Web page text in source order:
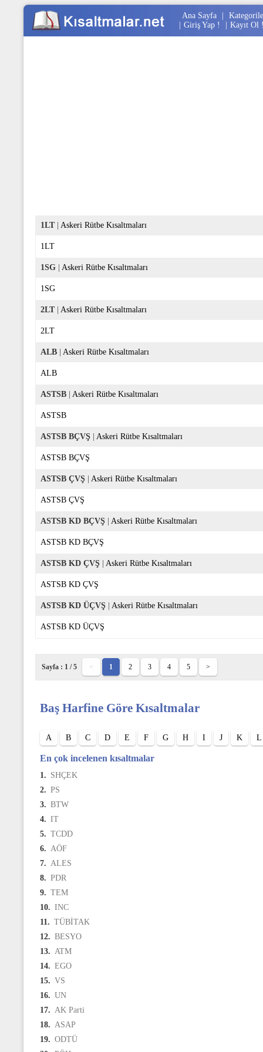
Ana Sayfa
Giriş Yap ! Kayıt Ol
1LT| Askeri Rütbe Kısaltmaları
1LT
1SG Askeri Rütbe Kısaltmaları
1SG
2LT| Askeri Rütbe Kısaltmaları
2LT
ALB Askeri Rütbe Kısaltmaları
ALB
ASTSB Askeri Rütbe Kısaltmaları
ASTSB
ASTSB BÇVŞ Askeri Rütbe Kısaltmaları
ASTSB BÇVŞ
ASTSB ÇVŞ Askeri Rütbe Kısaltmaları
ASTSB ÇVŞ
ASTSB KD BÇVŞ Askeri Rütbe Kısaltmaları
ASTSB KD BÇVŞ
ASTSB KD ÇVŞ Askeri Rütbe Kısaltmaları
ASTSB KD ÇVŞ
ASTSB KD ÜÇVŞ Askeri Rütbe Kısaltmaları
ASTSB KD ÜÇVŞ
Sayfa : 1 / 5 < 1 2 3 4 5 >
Baş Harfine Göre Kısaltmalar
A B C D E F G H I J K L
En çok incelenen kısaltmalar
1. SHÇEK
2. PS
3. BTW
4. IT
5. TCDD
6. AÖF
7. ALES
8. PDR
9. TEM
10. INC
11. TÜBİTAK
12. BESYO
13. ATM
14. EGO
15. VS
16. UN
17. AK Parti
18. ASAP
19. ODTÜ